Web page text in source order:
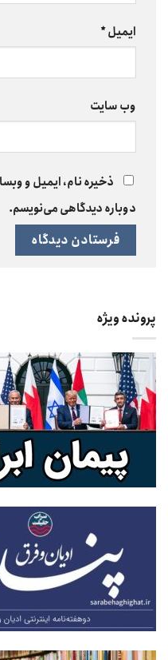
ایمیل*
وب‌ سایت
ذخیره نام، ایمیل و
دوباره دیدگاهی می‌نویسم.
پرونده ویژه